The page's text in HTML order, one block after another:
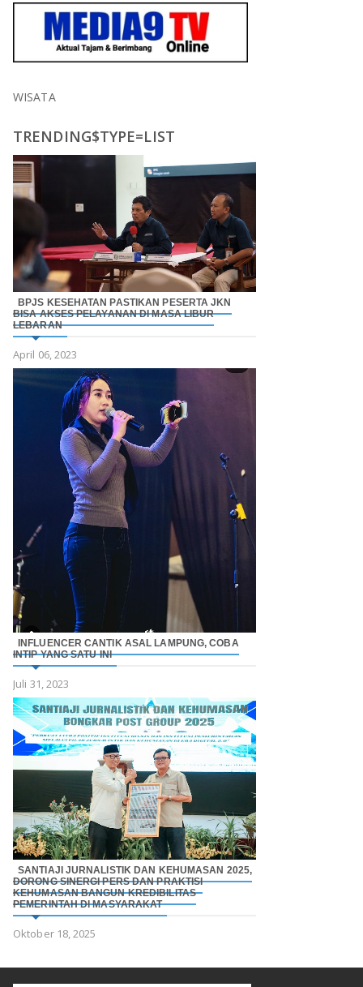
WISATA
TRENDING$TYPE=LIST
BPJS KESEHATAN PASTIKAN PESERTA JKN
BISA AKSES PELAYANAN DI MASA LIBUR
LEBARAN
April 06, 2023
INFLUENCER CANTIK ASAL LAMPUNG, COBA
INTIP YANG SATU INI
Juli 31, 2023
SANTIAJI JURNALISTIK DAN KEHUMASAN 2025,
DORONG SINERGI PERS DAN PRAKTISI
KEHUMASAN BANGUN KREDIBILITAS
PEMERINTAH DI MASYARAKAT
Oktober 18, 2025